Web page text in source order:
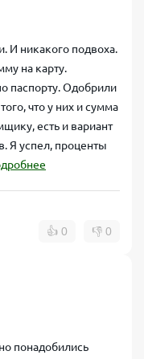
И никакого подвоха.
на карту.
паспорту. Одобрили
что у них и сумма
есть и вариант
Я успел, проценты
👍 0 👎 0
понадобились